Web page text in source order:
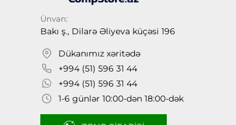
Ünvan:
Bakı ş., Dilarə Əliyeva küçəsi 196
Dükanımız xəritədə
+994 (51) 596 31 44
+994 (51) 596 31 44
1-6 günlər 10:00-dən 18:00-dək